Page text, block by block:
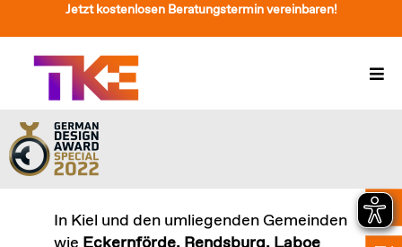
Inhalt
springen
Jetzt kostenlosen Beratungstermin vereinbaren!
Treppenlift
Preise
Service
In Kiel und den umliegenden Gemeinden